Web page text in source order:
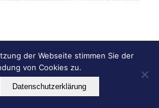
e.V.
der Webseite stimmen Sie der
von Cookies zu.
Datenschutzerklärung